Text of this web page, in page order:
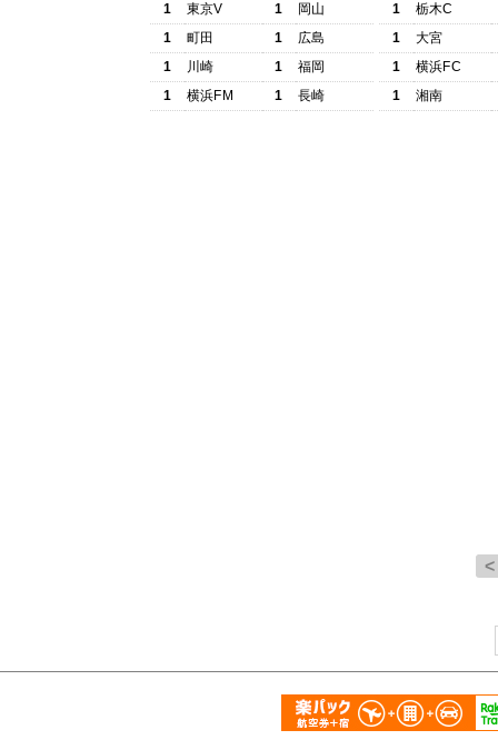
1
東京V 1
岡山
1
町田 1
広島
1
川崎 1
福岡
1
横浜FM 1 長崎
1
栃木C
1
大宮
1
横浜FC
1
湘南